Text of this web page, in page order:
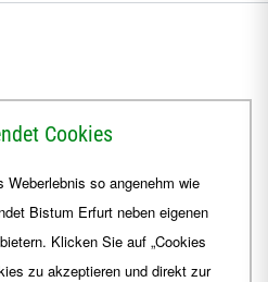
Cookies
Weberlebnis so angenehm wie
Bistum Erfurt neben eigenen
Klicken Sie auf „Cookies
zu akzeptieren und direkt zur